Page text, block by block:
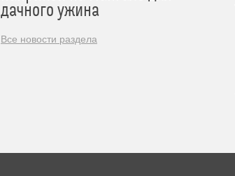
дачного ужина
Все новости раздела